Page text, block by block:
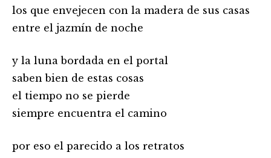
los que envejecen con la madera de sus casas
entre el jazmín de noche
y la luna bordada en el portal
saben bien de estas cosas
el tiempo no se pierde
siempre encuentra el camino
por eso el parecido a los retratos